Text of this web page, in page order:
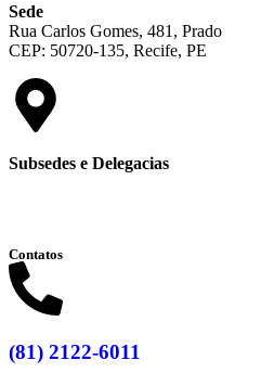
Sede
Rua Carlos Gomes, 481, Prado
CEP: 50720-135, Recife, PE
Subsedes e Delegacias
Contatos
(81) 2122-6011